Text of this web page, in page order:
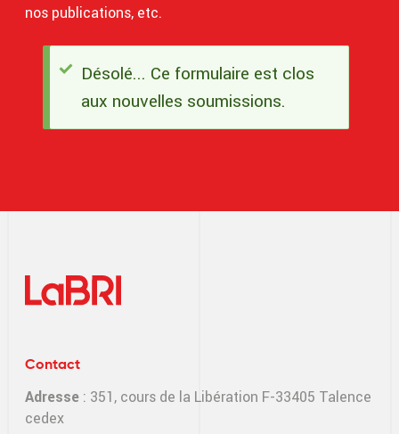
nos publications, etc.
Message
d'état
Désolé... Ce formulaire est clos
aux nouvelles soumissions.
Contact
Adresse : 351, cours de la Libération F-33405 Talence
cedex